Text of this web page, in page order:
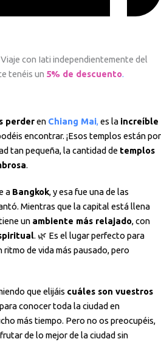
con Iati independientemente del
tenéis un 5% de descuento.
perderen Chiang Mai, es la increíble
encontrar. ¡Esos templos están por
tan pequeña, la cantidad de templos
.
a Bangkok, y esa fue una de las
Mientras que la capital está llena
un ambiente más relajado, con
. 🌿 Es el lugar perfecto para
de vida más pausado, pero
que elijáis cuáles son vuestros
conocer toda la ciudad en
más tiempo. Pero no os preocupéis,
de lo mejor de la ciudad sin